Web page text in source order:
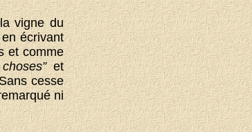
vigne du
écrivant
et comme
et
cesse
ni